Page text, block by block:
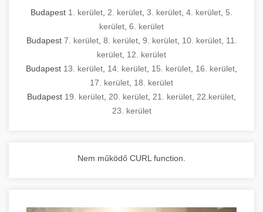
Budapest 1. kerület 2. kerület 3. kerület 4. kerület 5.
kerület 6. kerület
Budapest 7. kerület, 8. kerület, 9. kerület, 10. kerület, 11.
kerület 12. kerület
Budapest 13. kerület 14. kerület 15. kerület 16. kerület
17. kerület 18. kerület
Budapest 19. kerület 20. kerület 21. kerület 22.kerület
23. kerület
Nem működő CURL function.